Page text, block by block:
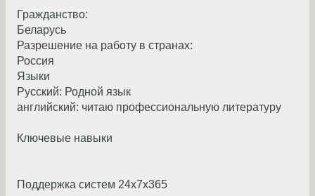
Гражданство:
Беларусь
Разрешение на работу в странах:
Россия
Языки
Русский: Родной язык
английский: читаю профессиональную литературу
Ключевые навыки
Поддержка систем 24x7x365